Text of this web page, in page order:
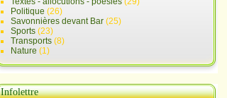
Politique (26)
Savonnières devant Bar (25)
Sports (23)
Transports (8)
Nature (1)
Infolettre